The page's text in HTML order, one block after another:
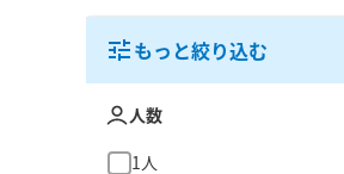
もっと絞り込む
人数
1人